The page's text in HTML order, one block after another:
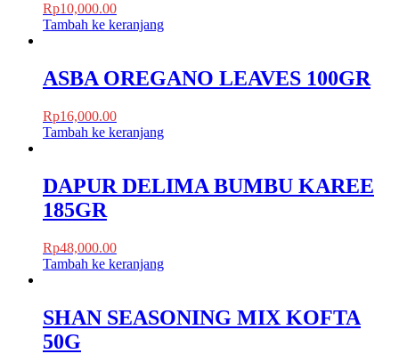
Rp10,000.00
Tambah ke keranjang
ASBA OREGANO LEAVES 100GR
Rp16,000.00
Tambah ke keranjang
DAPUR DELIMA BUMBU KAREE
185GR
Rp48,000.00
Tambah ke keranjang
SHAN SEASONING MIX KOFTA
50G